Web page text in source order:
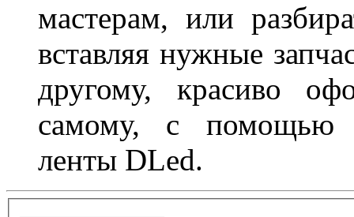
мастерам, или
вставляя нужные
другому, красиво
самому, с помощью
ленты DLed.